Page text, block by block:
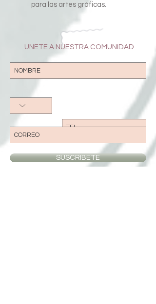
para las artes gráficas.
UNETE A NUESTRA COMUNIDAD
SUSCRIBETE